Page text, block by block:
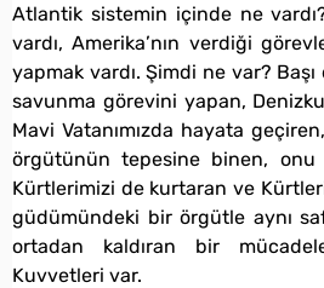
Atlantik sistemin içinde ne vardı?
vardı, Amerika’nın verdiği
yapmak vardı. Şimdi ne var? Başı
savunma görevini yapan,
Mavi Vatanımızda hayata
örgütünün tepesine binen, onu
Kürtlerimizi de kurtaran ve
güdümündeki bir örgütle aynı
ortadan kaldıran bir
Kuvvetleri var.